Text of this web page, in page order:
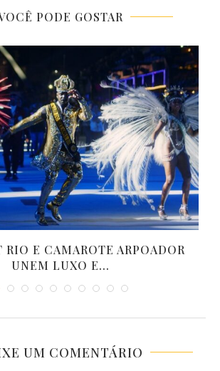
PODE GOSTAR
RIO E CAMAROTE ARPOADOR
UNEM LUXO E...
UM COMENTÁRIO